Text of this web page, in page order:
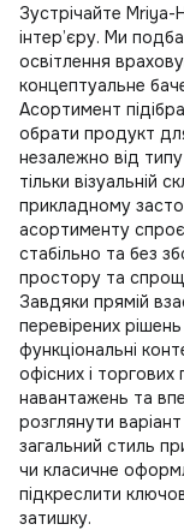
Зустрічайте
інтер’єру. Ми
освітлення
концептуальне
Асортимент
обрати продукт
незалежно від
тільки візуальній
прикладному
асортименту
стабільно та без
простору та
Завдяки прямій
перевірених
функціональні
офісних і
навантажень та
розглянути варіант
загальний стиль
чи класичне
підкреслити
затишку.